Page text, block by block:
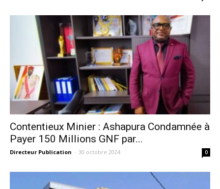
Contentieux Minier : Ashapura Condamnée à
Payer 150 Millions GNF par...
Directeur Publication - 30 octobre 2024 0